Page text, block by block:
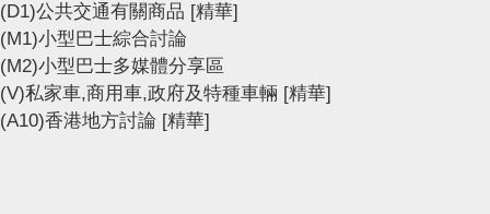
(D1)公共交通有關商品 [精華]
(M1)小型巴士綜合討論
(M2)小型巴士多媒體分享區
(V)私家車,商用車,政府及特種車輛 [精華]
(A10)香港地方討論 [精華]